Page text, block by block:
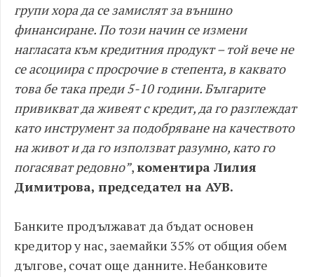
групи хора да се замислят за външно
финансиране. По този начин се измени
нагласата към кредитния продукт – той вече не
се асоциира с просрочие в степента, в каквато
това бе така преди 5-10 години. Българите
привикват да живеят с кредит, да го разглеждат
като инструмент за подобряване на качеството
на живот и да го използват разумно, като го
погасяват редовно”,коментира Лилия
Димитрова, председател на АУВ.
Банките продължават да бъдат основен
кредитор у нас, заемайки 35% от общия обем
дългове, сочат още данните. Небанковите